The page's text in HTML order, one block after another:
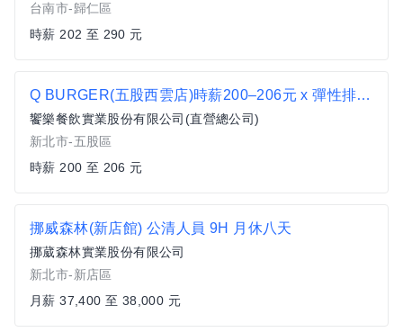
台南市-歸仁區
時薪 202 至 290 元
Q BURGER(五股西雲店)時薪200–206元 x 彈性排班 x 雙週發薪快又讚
饗樂餐飲實業股份有限公司(直營總公司)
新北市-五股區
時薪 200 至 206 元
挪威森林(新店館) 公清人員 9H 月休八天
挪葳森林實業股份有限公司
新北市-新店區
月薪 37,400 至 38,000 元